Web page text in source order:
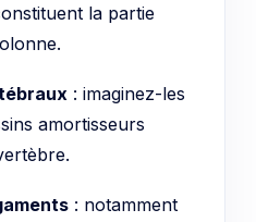
la partie
: imaginez-les
amortisseurs
: notamment